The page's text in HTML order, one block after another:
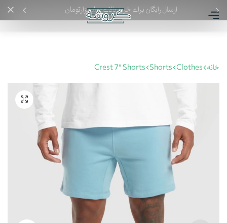
ارسال رایگان برای خرید بالای ۸۰۰ هزارتومان
خانه Clothes
Shorts
Crest 7″ Shorts